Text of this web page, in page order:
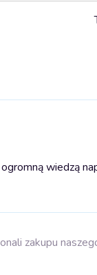
wiedzą
zakupu